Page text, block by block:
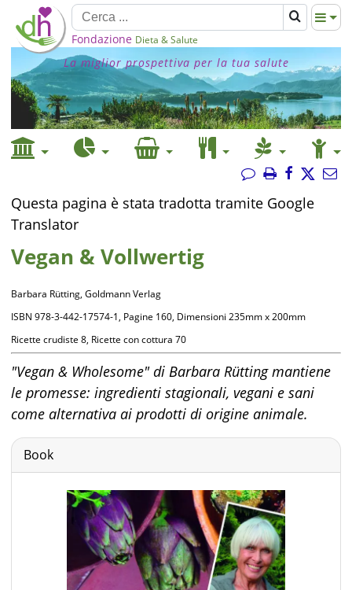
Fondazione Dieta & Salute
La miglior prospettiva per la tua salute
Questa pagina è stata tradotta tramite Google
Translator
Vegan & Vollwertig
Barbara Rütting, Goldmann Verlag
ISBN 978-3-442-17574-1, Pagine 160, Dimensioni 235mm x 200mm
Ricette crudiste 8, Ricette con cottura 70
"Vegan & Wholesome" di Barbara Rütting mantiene
le promesse: ingredienti stagionali, vegani e sani
come alternativa ai prodotti di origine animale.
Book